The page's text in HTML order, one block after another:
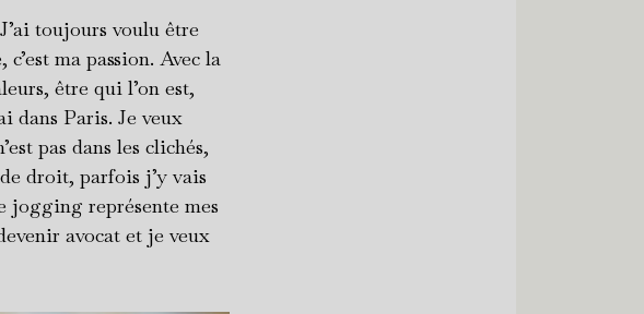
toujours voulu être
ma passion. Avec la
être qui l’on est,
dans Paris. Je veux
pas dans les clichés,
droit, parfois j’y vais
jogging représente mes
avocat et je veux